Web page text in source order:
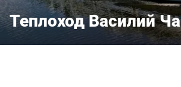
Теплоход Василий